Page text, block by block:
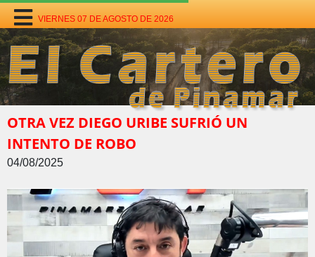
VIERNES 07 DE AGOSTO DE 2026
OTRA VEZ DIEGO URIBE SUFRIÓ UN
INTENTO DE ROBO
04/08/2025